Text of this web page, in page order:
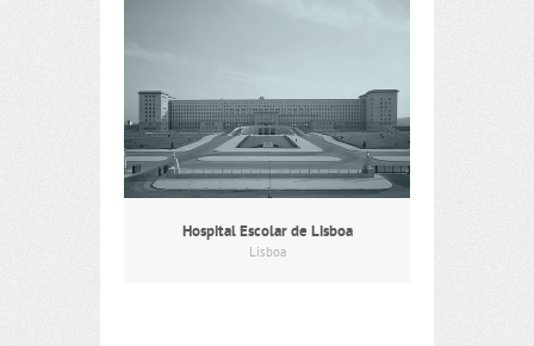
Hospital Escolar de Lisboa
Lisboa